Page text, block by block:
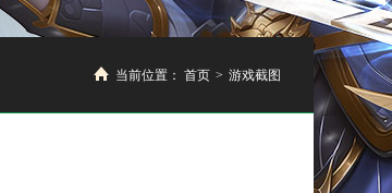
当前位置： 首页 > 游戏截图